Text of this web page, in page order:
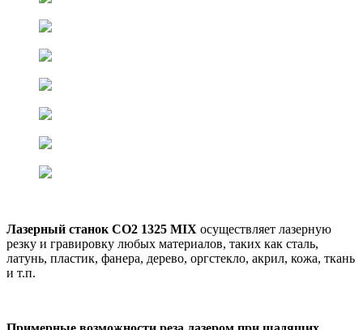
Лазерный станок СО2 1325 MIX осуществляет лазерную
резку и гравировку любых материалов, таких как сталь,
латунь, пластик, фанера, дерево, оргстекло, акрил, кожа, ткань
и т.п.